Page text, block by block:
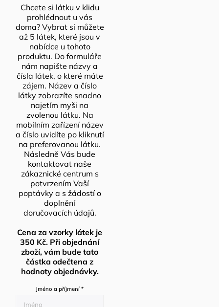
Chcete si látku v klidu
prohlédnout u vás
doma? Vybrat si můžete
až 5 látek, které jsou v
nabídce u tohoto
produktu. Do formuláře
nám napište názvy a
čísla látek, o které máte
zájem. Název a číslo
látky zobrazíte snadno
najetím myši na
zvolenou látku. Na
mobilním zařízení název
a číslo uvidíte po kliknutí
na preferovanou látku.
Následně Vás bude
kontaktovat naše
zákaznické centrum s
potvrzením Vaší
poptávky a s žádostí o
doplnění
doručovacích údajů.
Cena za vzorky látek je
350 Kč. Při objednání
zboží, vám bude tato
částka odečtena z
hodnoty objednávky.
Jméno a příjmení *